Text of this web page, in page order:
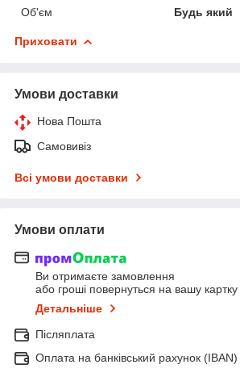
Об'єм
Будь який
Приховати
Умови доставки
Нова Пошта
Самовивіз
Всі умови доставки
Умови оплати
Ви отримаєте замовлення
або гроші повернуться на вашу картку
Детальніше
Післяплата
Оплата на банківський рахунок (IBAN)